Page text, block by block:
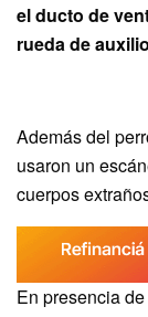
el ducto de
rueda de
Además del
usaron un
cuerpos
En presencia